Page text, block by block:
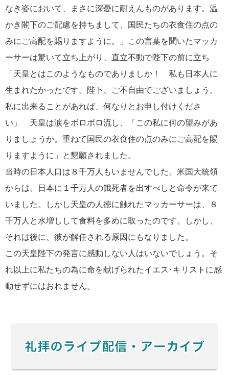
なき姿において、まさに深憂に耐えんものがあります。温
かき閣下のご配慮を持ちまして、国民たちの衣食住の点の
みにご高配を賜りますように。」この言葉を聞いたマッカ
ーサーは驚いて立ち上がり、直立不動で陛下の前に立ち
「天皇とはこのようなものでありましか！ 私も日本人に
生まれたかったです。陛下、ご不自由でございましょう。
私に出来ることがあれば、何なりとお申し付けくださ
い」 天皇は涙をボロボロ流し、「この私に何の望みがあ
りましょうか。重ねて国民の衣食住の点のみにご高配を賜
りますように」と懇願されました。
当時の日本人口は８千万人もいませんでした。米国大統領
からは、日本に１千万人の餓死者を出すべしと命令が来て
いました。しかし天皇の人徳に触れたマッカーサーは、８
千万人と水増しして食料を多めに取ったのです。しかし、
それは後に、彼が解任される原因にもなりました。
この天皇陛下の発言に感動しない人はいないでしょう。そ
れ以上に私たちの為に命を献げられたイエス･キリストに感
動せずにはおれません。